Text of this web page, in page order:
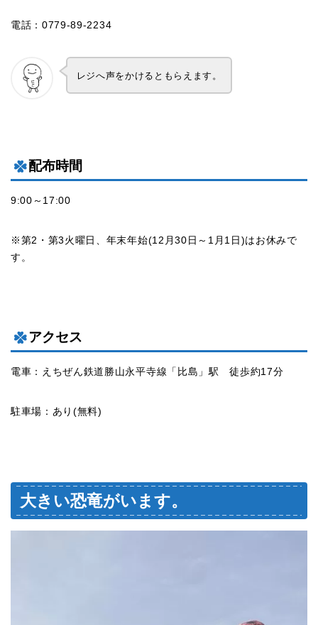
電話：0779-89-2234
レジへ声をかけるともらえます。
配布時間
9:00～17:00
※第2・第3火曜日、年末年始(12月30日～1月1日)はお休みで
す。
アクセス
電車：えちぜん鉄道勝山永平寺線「比島」駅 徒歩約17分
駐車場：あり(無料)
大きい恐竜がいます。